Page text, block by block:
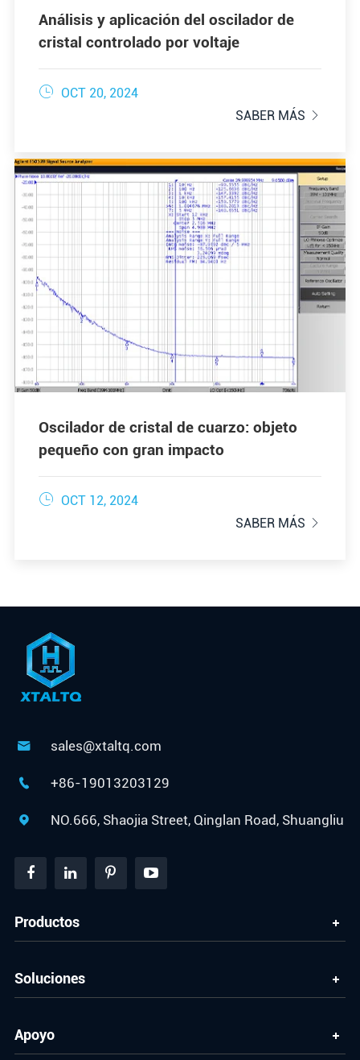
Análisis y aplicación del oscilador de
cristal controlado por voltaje
 OCT 20, 2024
SABER MÁS

Oscilador de cristal de cuarzo: objeto
pequeño con gran impacto
 OCT 12, 2024
SABER MÁS

 sales@xtaltq.com
 +86-19013203129
 NO.666, Shaojia Street, Qinglan Road, Shuangliu
Productos
Soluciones
Apoyo